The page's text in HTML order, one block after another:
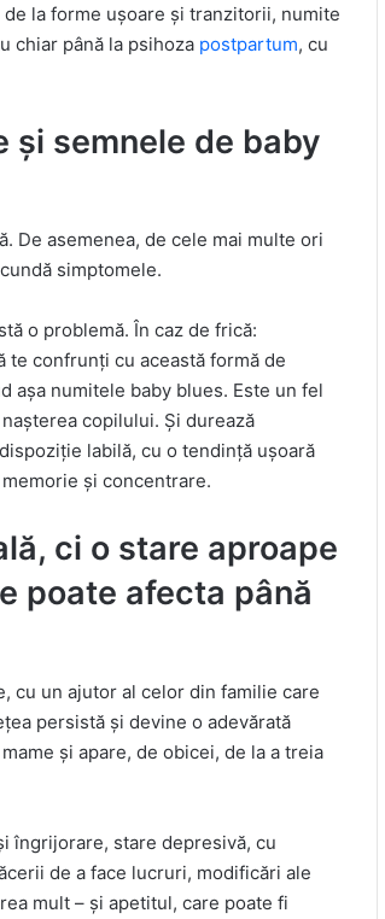
la forme ușoare și tranzitorii, numite
chiar până la psihoza postpartum, cu
și semnele de baby
De asemenea, de cele mai multe ori
simptomele.
o problemă. În caz de frică:
confrunți cu această formă de
așa numitele baby blues. Este un fel
copilului. Și durează
labilă, cu o tendință ușoară
și concentrare.
ci o stare aproape
poate afecta până
cu un ajutor al celor din familie care
persistă și devine o adevărată
și apare, de obicei, de la a treia
îngrijorare, stare depresivă, cu
de a face lucruri, modificări ale
mult – și apetitul, care poate fi